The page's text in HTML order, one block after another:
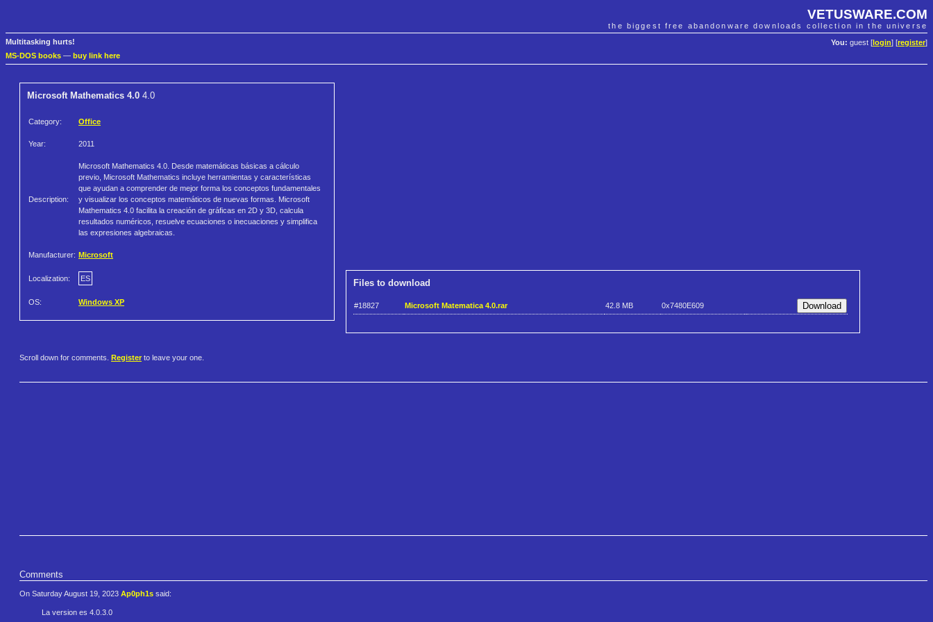
VETUSWARE.COM
the biggest free abandonware downloads collection in the universe
You: guest [ login] [register]
Multitasking hurts!
MS-DOS books — buy link here
Microsoft Mathematics 4.0 4.0
Category: Office
Year: 2011
Description:
Microsoft Mathematics 4.0. Desde matemáticas básicas a cálculo
previo, Microsoft Mathematics incluye herramientas y características
que ayudan a comprender de mejor forma los conceptos fundamentales
y visualizar los conceptos matemáticos de nuevas formas. Microsoft
Mathematics 4.0 facilita la creación de gráficas en 2D y 3D, calcula
resultados numéricos, resuelve ecuaciones o inecuaciones y simplifica
las expresiones algebraicas.
Manufacturer: Microsoft
Localization: ES
OS: Windows XP
Files to download
#18827 Microsoft Matematica 4.0.rar 42.8 MB 0x7480E609
Scroll down for comments. Register to leave your one.
Comments
On Saturday August 19, 2023 Ap0ph1s said:
La version es 4.0.3.0